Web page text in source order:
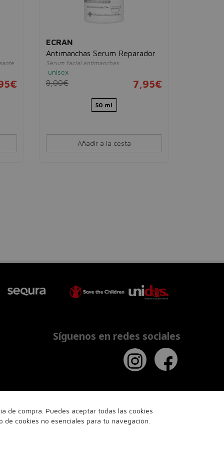
ECRAN
Antimanchas Serum Reparador
Serum facial antimanchas
unisex
8,00€ 7,95€
50 ml
Añadir a la cesta
de compra. Puedes aceptar todas las cookies
cookies no esenciales para tu navegación.
Síguenos en redes sociales